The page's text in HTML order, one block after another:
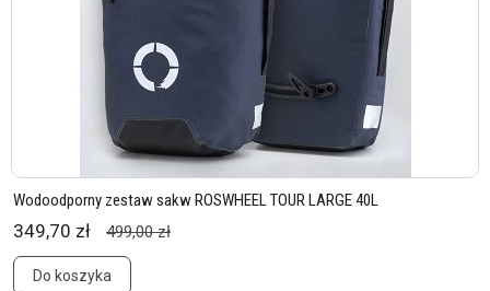
Wodoodporny zestaw sakw ROSWHEEL TOUR LARGE 40L
349,70 zł 499,00 zł
Do koszyka